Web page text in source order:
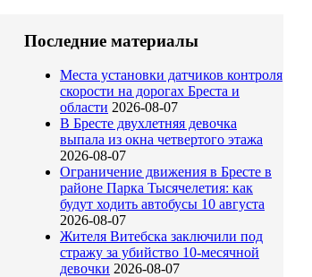
Последние материалы
Места установки датчиков контроля
скорости на дорогах Бреста и
области 2026-08-07
В Бресте двухлетняя девочка
выпала из окна четвертого этажа
2026-08-07
Ограничение движения в Бресте в
районе Парка Тысячелетия: как
будут ходить автобусы 10 августа
2026-08-07
Жителя Витебска заключили под
стражу за убийство 10-месячной
девочки 2026-08-07